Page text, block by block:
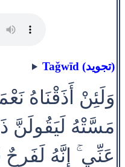
Taǧwīd (تجويد)
وَلَئِنْ أَذَقْنَاهُ
مَسَّتْهُ لَيَقُولَنَّ
عَنِّي ۚ إِنَّهُ لَفَرِحٌ